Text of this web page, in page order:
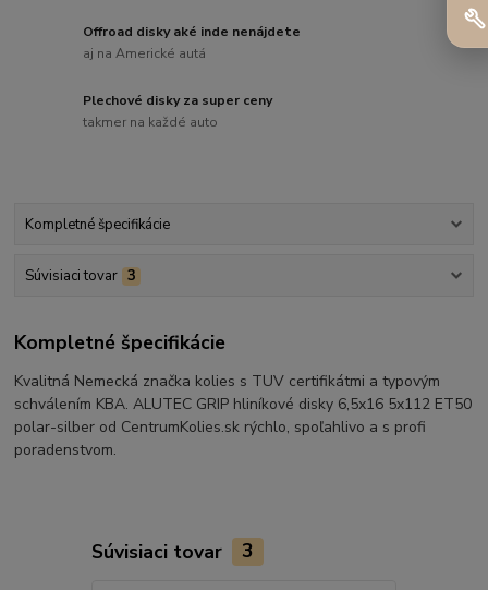
Offroad disky aké inde nenájdete
aj na Americké autá
Plechové disky za super ceny
takmer na každé auto
Kompletné špecifikácie
Súvisiaci tovar 3
Kompletné špecifikácie
Kvalitná Nemecká značka kolies s TUV certifikátmi a typovým
schválením KBA. ALUTEC GRIP hliníkové disky 6,5x16 5x112 ET50
polar-silber od CentrumKolies.sk rýchlo, spoľahlivo a s profi
poradenstvom.
Súvisiaci tovar 3